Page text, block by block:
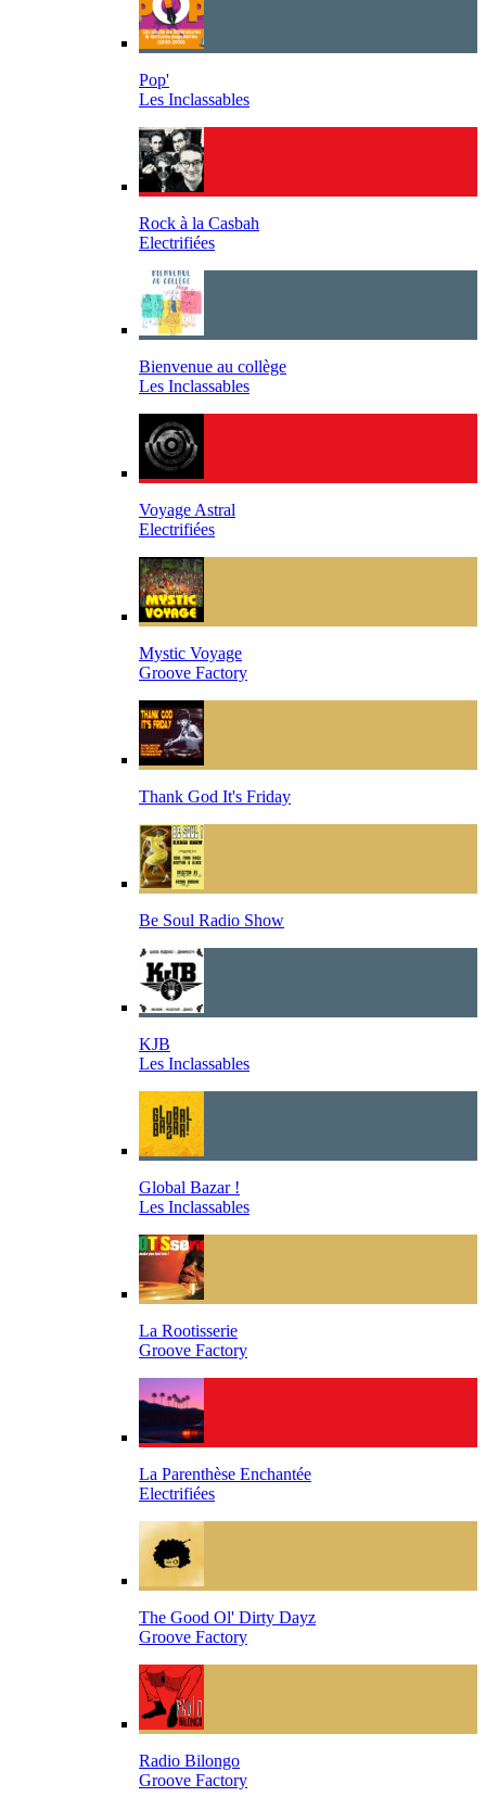
Pop'
Les Inclassables
Rock à la Casbah
Electrifiées
Bienvenue au collège
Les Inclassables
Voyage Astral
Electrifiées
Mystic Voyage
Groove Factory
Thank God It's Friday
Be Soul Radio Show
KJB
Les Inclassables
Global Bazar !
Les Inclassables
La Rootisserie
Groove Factory
La Parenthèse Enchantée
Electrifiées
The Good Ol' Dirty Dayz
Groove Factory
Radio Bilongo
Groove Factory